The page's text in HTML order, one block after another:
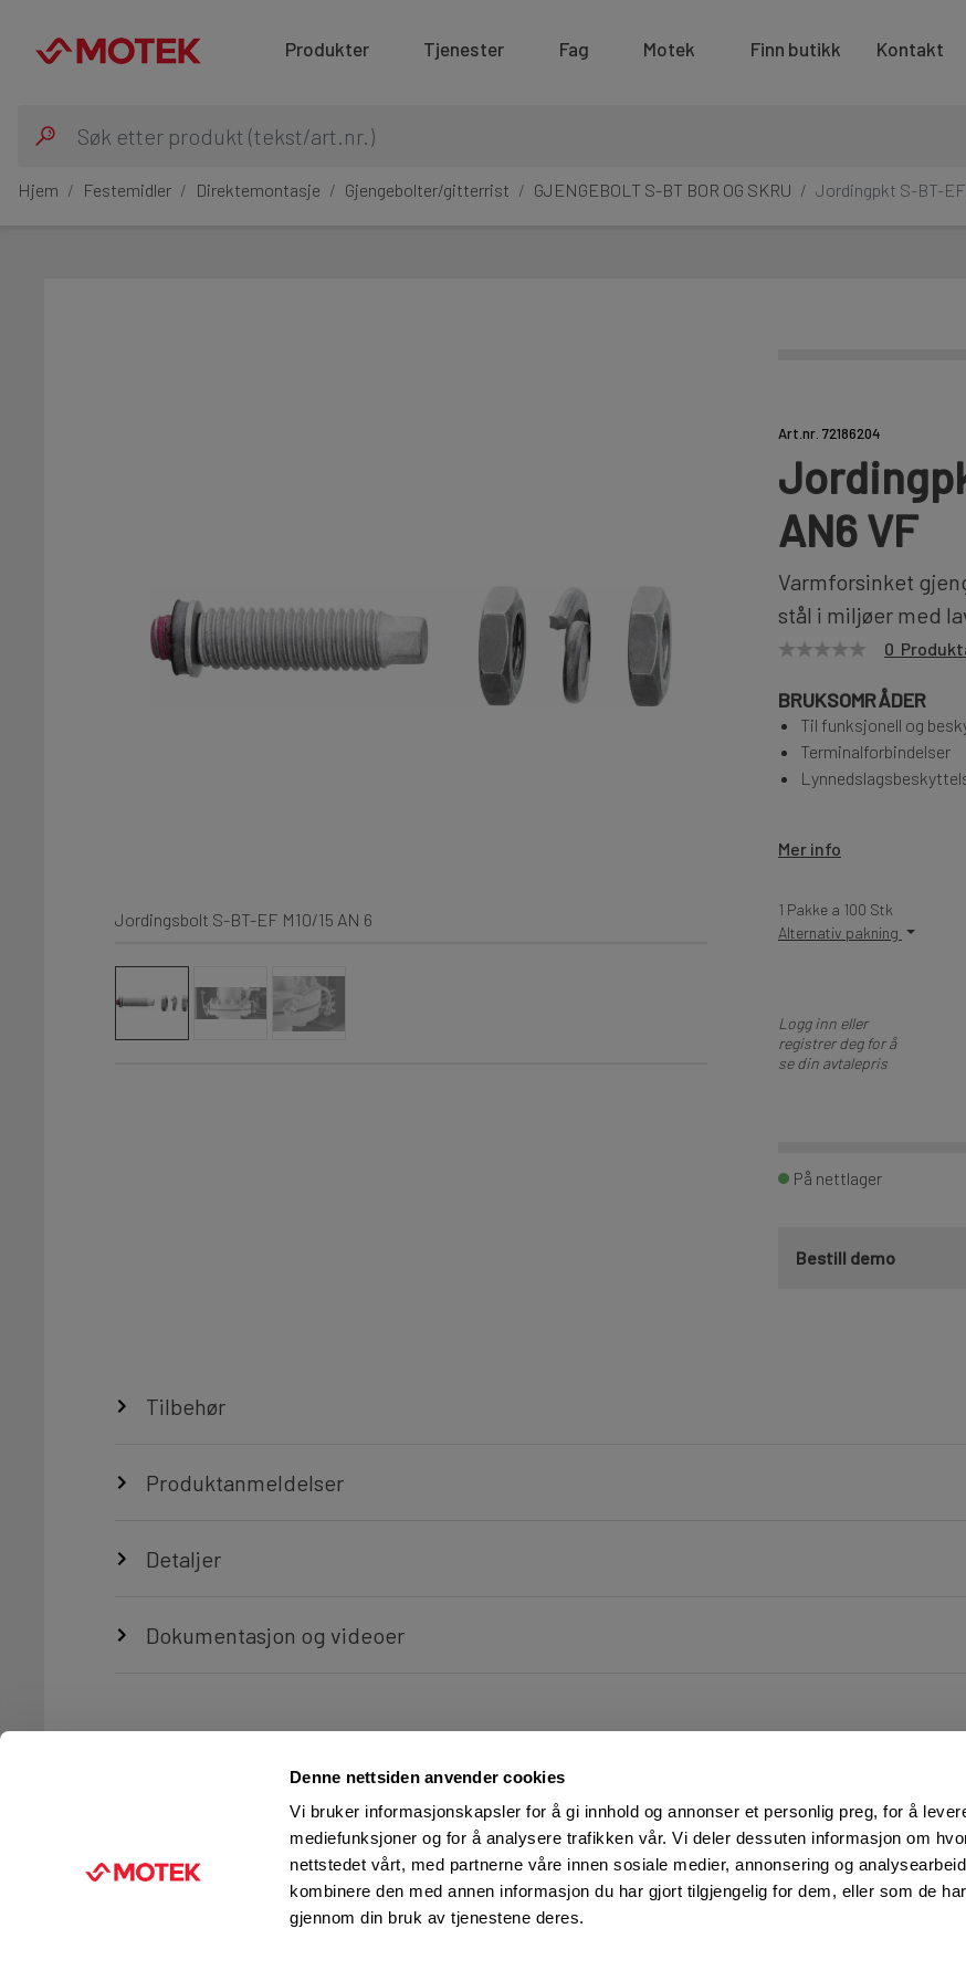
Denne nettsiden anvender cookies
Vi bruker informasjonskapsler for å gi innhold og annonser et personlig preg, for å
mediefunksjoner og for å analysere trafikken vår. Vi deler dessuten informasjon om
nettstedet vårt, med partnerne våre innen sosiale medier, annonsering og
kombinere den med annen informasjon du har gjort tilgjengelig for dem, eller som de
gjennom din bruk av tjenestene deres.
Produkter Tjenester Fag Motek Finn butikk Kontakt
Hjem Festemidler Direktemontasje Gjengebolter/gitterrist GJENGEBOLT S-BT BOR OG SKRU Jordingpkt S-BT-EF
Jordingsbolt S-BT-EF M10/15 AN 6
Art.nr. 72186204
AN6 VF
Varmforsinket
stål i miljøer med
0
BRUKSOMRÅDER
Til funksjonell og
Terminalforbindelser
Mer info
1 Pakke a 100 Stk
Alternativ pakning
Logg inn eller
registrer deg for å
se din avtalepris
På nettlager
Bestill demo
Tilbehør
Produktanmeldelser
Detaljer
Dokumentasjon og videoer
FIRMAINFORMASJON
TJENESTER
Ingeniørtjenester
FØLG OSS PÅ
Facebook
KUNDESERVICE:
Man-Fre: 07:00 - 16:00